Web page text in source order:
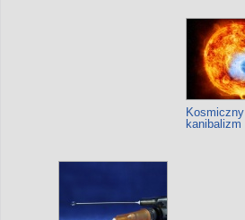
Kosmiczny
kanibalizm